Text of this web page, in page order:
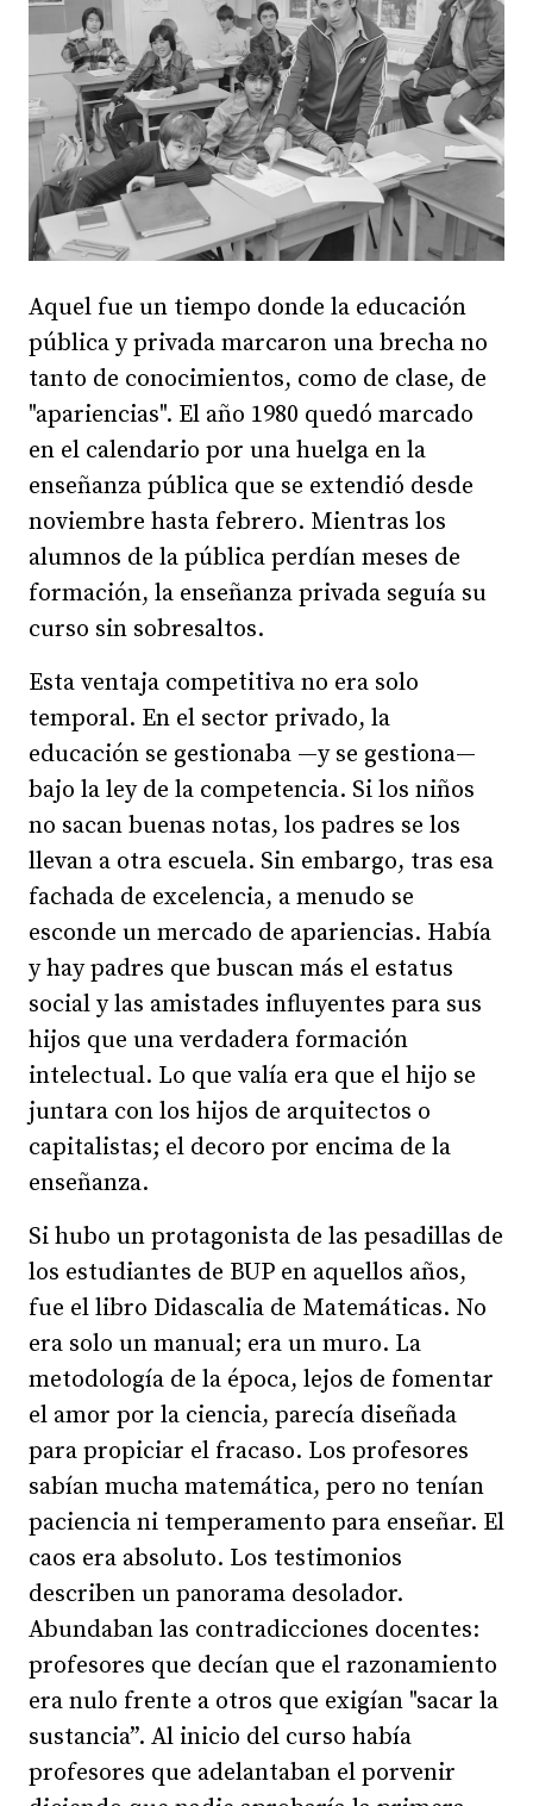
Aquel fue un tiempo donde la educación
pública y privada marcaron una brecha no
tanto de conocimientos, como de clase, de
"apariencias". El año 1980 quedó marcado
en el calendario por una huelga en la
enseñanza pública que se extendió desde
noviembre hasta febrero. Mientras los
alumnos de la pública perdían meses de
formación, la enseñanza privada seguía su
curso sin sobresaltos.
Esta ventaja competitiva no era solo
temporal. En el sector privado, la
educación se gestionaba —y se gestiona—
bajo la ley de la competencia. Si los niños
no sacan buenas notas, los padres se los
llevan a otra escuela. Sin embargo, tras esa
fachada de excelencia, a menudo se
esconde un mercado de apariencias. Había
y hay padres que buscan más el estatus
social y las amistades influyentes para sus
hijos que una verdadera formación
intelectual. Lo que valía era que el hijo se
juntara con los hijos de arquitectos o
capitalistas; el decoro por encima de la
enseñanza.
Si hubo un protagonista de las pesadillas de
los estudiantes de BUP en aquellos años,
fue el libro Didascalia de Matemáticas. No
era solo un manual; era un muro. La
metodología de la época, lejos de fomentar
el amor por la ciencia, parecía diseñada
para propiciar el fracaso. Los profesores
sabían mucha matemática, pero no tenían
paciencia ni temperamento para enseñar. El
caos era absoluto. Los testimonios
describen un panorama desolador.
Abundaban las contradicciones docentes:
profesores que decían que el razonamiento
era nulo frente a otros que exigían "sacar la
sustancia”. Al inicio del curso había
profesores que adelantaban el porvenir